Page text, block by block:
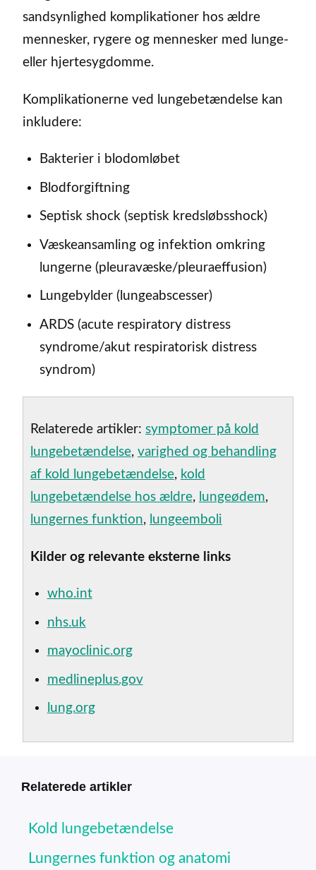
sandsynlighed komplikationer hos ældre
mennesker, rygere og mennesker med lunge-
eller hjertesygdomme.
Komplikationerne ved lungebetændelse kan
inkludere:
Bakterier i blodomløbet
Blodforgiftning
Septisk shock (septisk kredsløbsshock)
Væskeansamling og infektion omkring
lungerne (pleuravæske/pleuraeffusion)
Lungebylder (lungeabscesser)
ARDS (acute respiratory distress
syndrome/akut respiratorisk distress
syndrom)
Relaterede artikler: symptomer på kold
lungebetændelse, varighed og behandling
af kold lungebetændelse, kold
lungebetændelse hos ældre, lungeødem,
lungernes funktion, lungeemboli
Kilder og relevante eksterne links
who.int
nhs.uk
mayoclinic.org
medlineplus.gov
lung.org
Relaterede artikler
Kold lungebetændelse
Lungernes funktion og anatomi